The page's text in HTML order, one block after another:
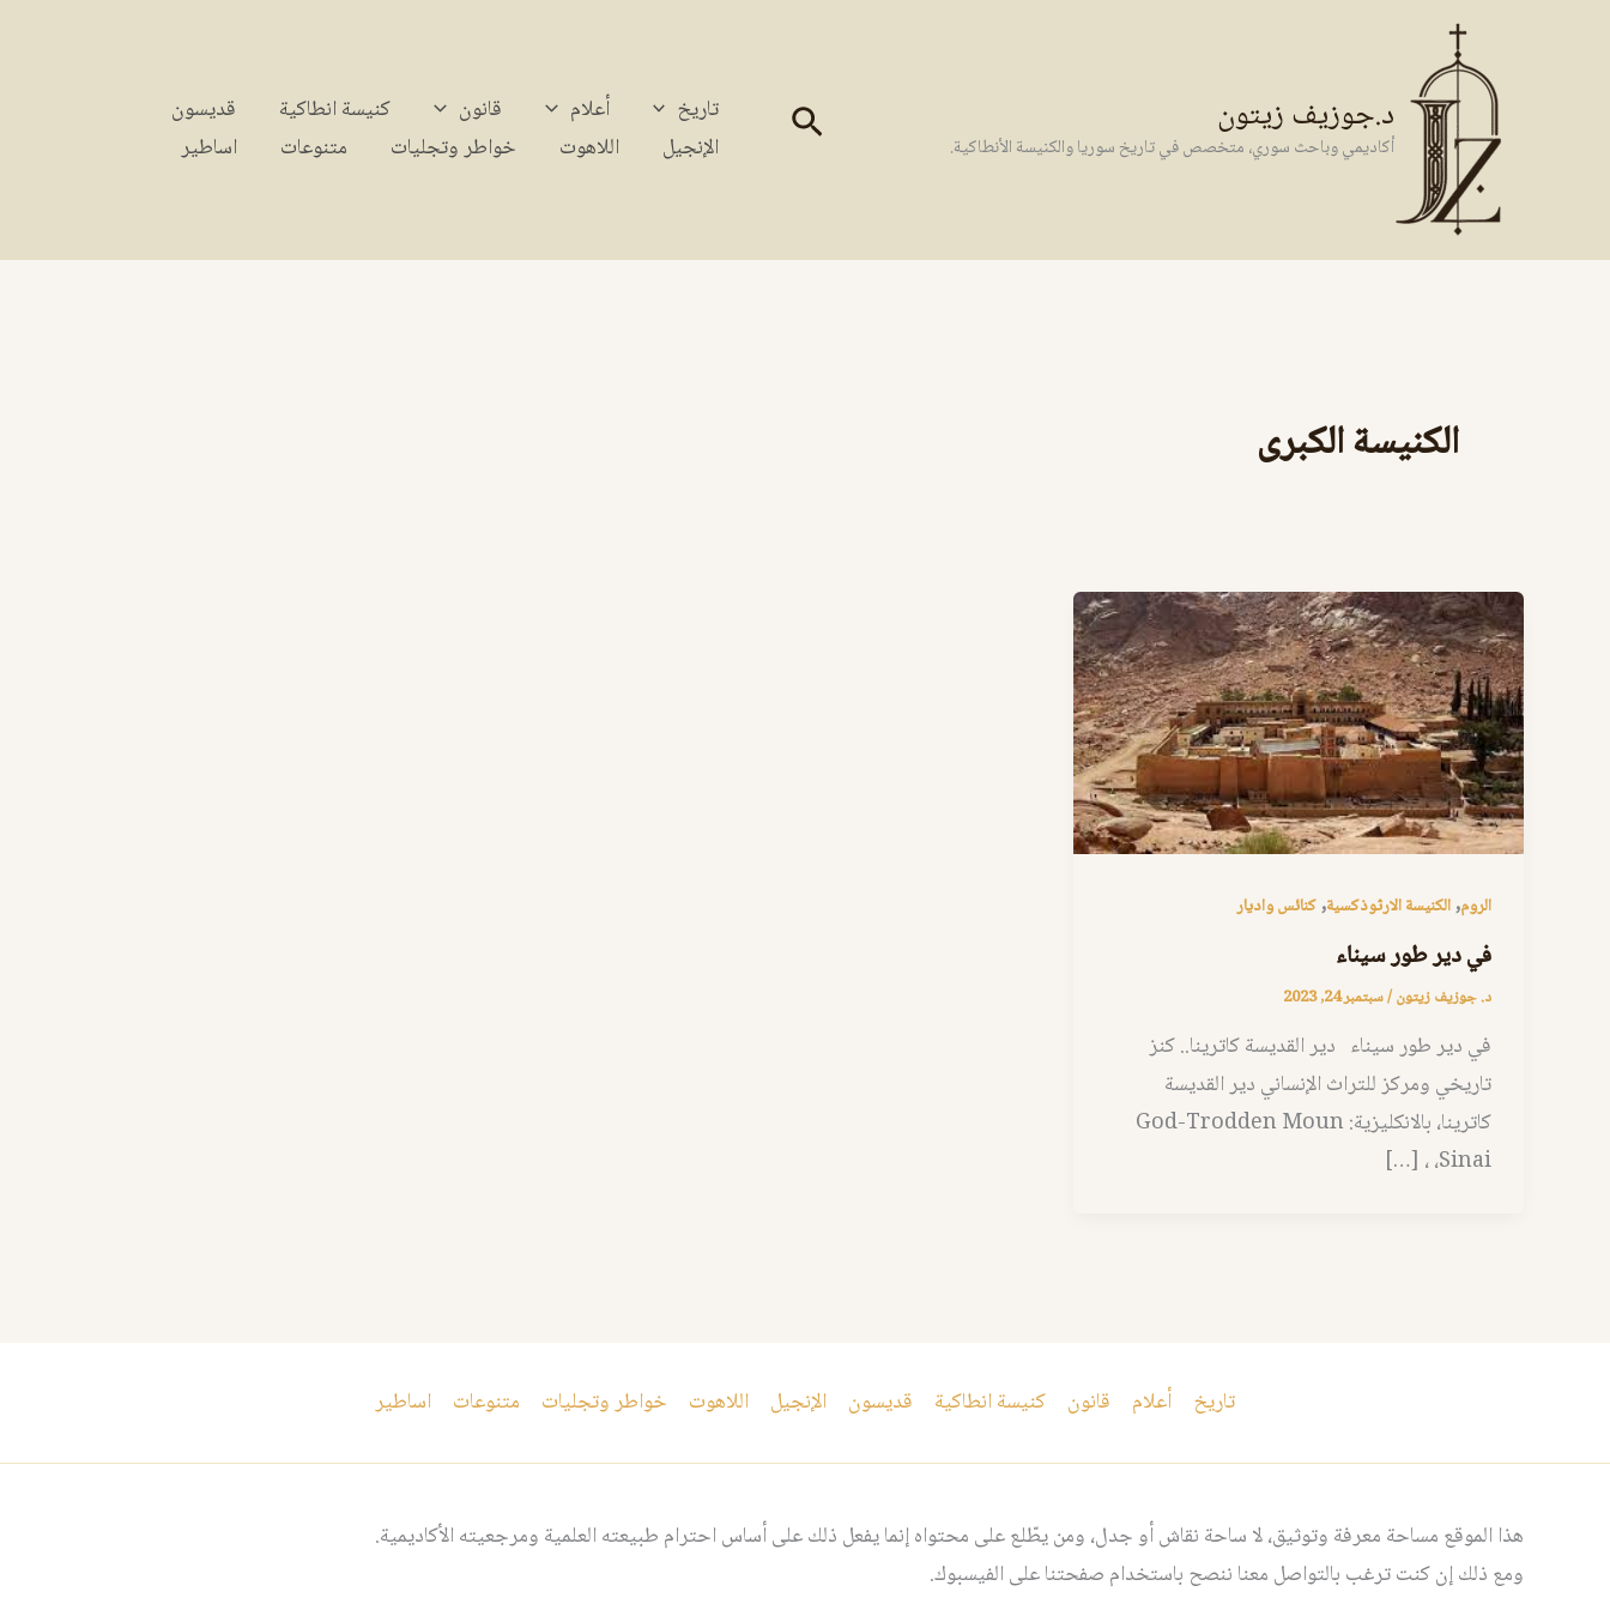
د.جوزيف زيتون
أكاديمي وباحث سوري، متخصص في تاريخ سوريا والكنيسة الأنطاكية. البحث تاريخ أعلام قانون كنيسة انطاكية
قديسون
الإنجيل
اللاهوت خواطر وتجليات متنوعات اساطير
الكنيسة الكبرى
الروم,الكنيسة الارثوذكسية,كنائس واديار
في دير طور سيناء
د. جوزيف زيتون/سبتمبر 24, 2023
في دير طور سيناء دير القديسة كاترينا.. كنز
تاريخي ومركز للتراث الإنساني دير القديسة
كاترينا، بالانكليزية: God-Trodden Moun
Sinai، ، […]
تاريخ أعلام قانون كنيسة انطاكية قديسون الإنجيل اللاهوت خواطر وتجليات متنوعات اساطير
هذا الموقع مساحة معرفة وتوثيق، لا ساحة نقاش أو جدل، ومن يطّلع على محتواه إنما يفعل ذلك على أساس احترام طبيعته العلمية ومرجعيته الأكاديمية.
ومع ذلك إن كنت ترغب بالتواصل معنا ننصح باستخدام صفحتنا على الفيسبوك.